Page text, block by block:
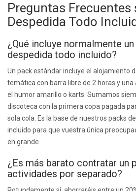
Preguntas Frecuentes
Despedida Todo
¿Qué incluye normalmente
despedida todo incluido?
Un pack estándar incluye el alojamiento
temática con barra libre de 2 horas y
el humor amarillo o karts. Sumamos
discoteca con la primera copa pagada
sola cola. Es la base de nuestros packs
incluido para que vuestra única
en grande.
¿Es más barato contratar un
actividades por separado?